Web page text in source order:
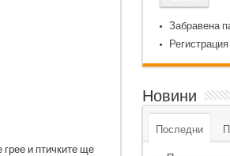
и птичките ще
Забравена
Регистрация
Новини
Последни